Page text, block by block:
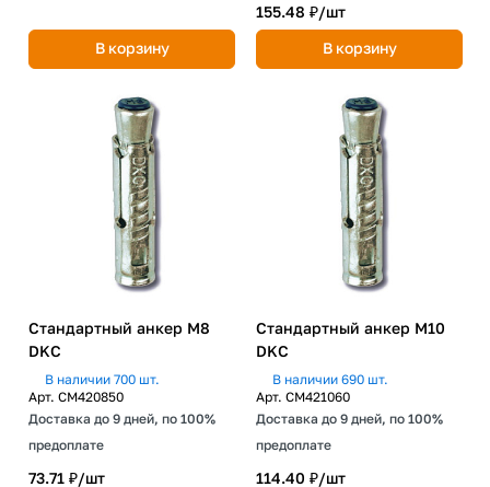
В корзину
155.48 ₽/шт
В корзину
Стандартный анкер М8
DKC
В наличии 700 шт.
Арт. CM420850
Доставка до 9 дней, по 100%
предоплате
73.71 ₽/шт
Стандартный анкер М10
DKC
В наличии 690 шт.
Арт. CM421060
Доставка до 9 дней, по 100%
предоплате
114.40 ₽/шт